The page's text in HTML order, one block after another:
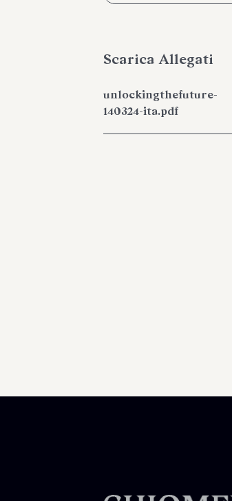
Scarica Allegati
unlockingthefuture-
140324-ita.pdf